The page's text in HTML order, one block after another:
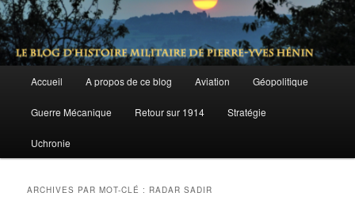
principal
Accueil A propos de ce blog Aviation Géopolitique
Guerre Mécanique Retour sur 1914 Stratégie
Uchronie
ARCHIVES PAR MOT-CLÉ : RADAR SADIR